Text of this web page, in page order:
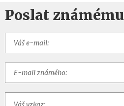
Poslat známému